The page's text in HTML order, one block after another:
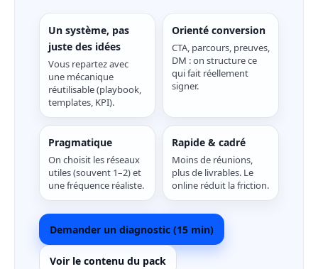
Un système, pas
juste des idées
Vous repartez avec
une mécanique
réutilisable (playbook,
templates, KPI).
Orienté conversion
CTA, parcours, preuves,
DM : on structure ce
qui fait réellement
signer.
Pragmatique
On choisit les réseaux
utiles (souvent 1–2) et
une fréquence réaliste.
Rapide & cadré
Moins de réunions,
plus de livrables. Le
online réduit la friction.
Demander un diagnostic (15 min)
Voir le contenu du pack